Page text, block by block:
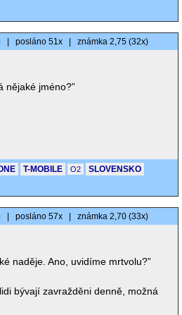
posláno 51x známka 2,75 (32x)
nějaké jméno?”
T-MOBILE O2
SLOVENSKO
posláno 57x známka 2,70 (33x)
naděje. Ano, uvidíme mrtvolu?”
bývají zavražděni denně, možná